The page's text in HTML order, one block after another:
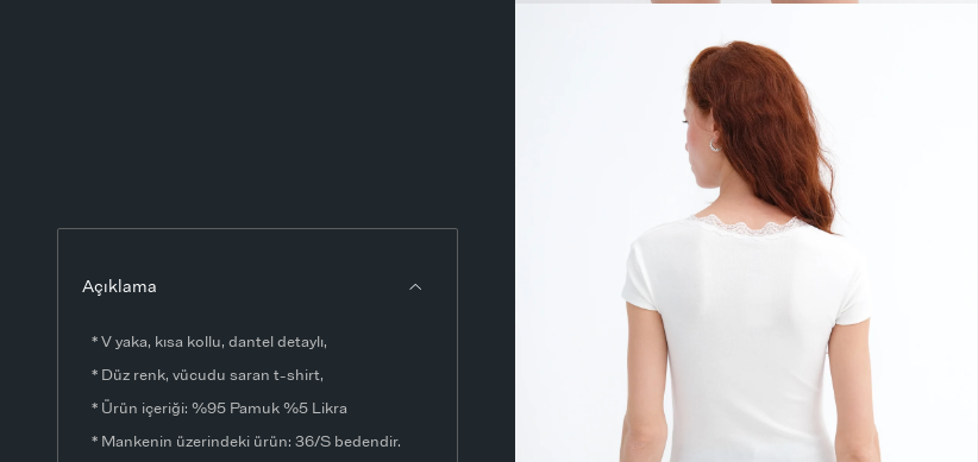
Açıklama
* V yaka, kısa kollu, dantel detaylı,
* Düz renk, vücudu saran t-shirt,
* Ürün içeriği: %95 Pamuk %5 Likra
* Mankenin üzerindeki ürün: 36/S bedendir.